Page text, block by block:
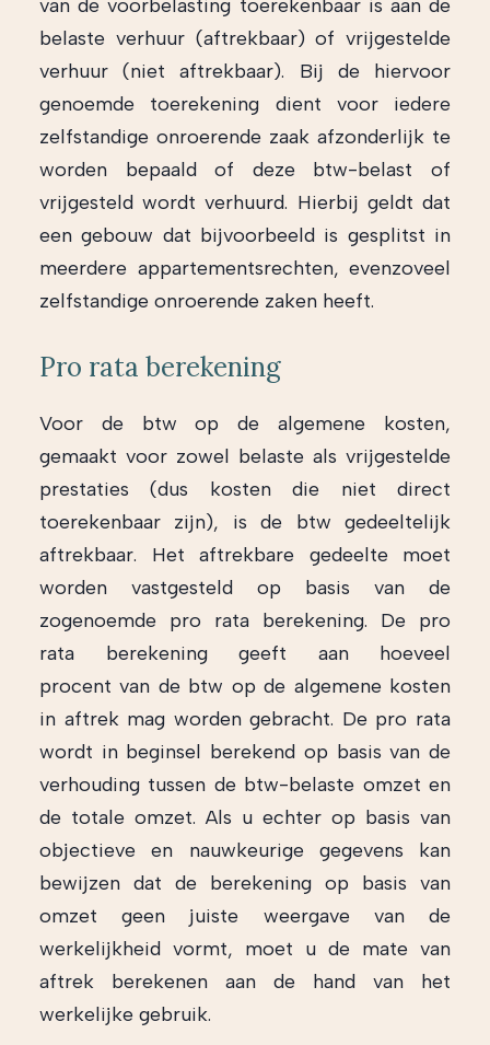
van de voorbelasting toerekenbaar is aan de
belaste verhuur (aftrekbaar) of vrijgestelde
verhuur (niet aftrekbaar). Bij de hiervoor
genoemde toerekening dient voor iedere
zelfstandige onroerende zaak afzonderlijk te
worden bepaald of deze btw-belast of
vrijgesteld wordt verhuurd. Hierbij geldt dat
een gebouw dat bijvoorbeeld is gesplitst in
meerdere appartementsrechten, evenzoveel
zelfstandige onroerende zaken heeft.
Pro rata berekening
Voor de btw op de algemene kosten,
gemaakt voor zowel belaste als vrijgestelde
prestaties (dus kosten die niet direct
toerekenbaar zijn), is de btw gedeeltelijk
aftrekbaar. Het aftrekbare gedeelte moet
worden vastgesteld op basis van de
zogenoemde pro rata berekening. De pro
rata berekening geeft aan hoeveel
procent van de btw op de algemene kosten
in aftrek mag worden gebracht. De pro rata
wordt in beginsel berekend op basis van de
verhouding tussen de btw-belaste omzet en
de totale omzet. Als u echter op basis van
objectieve en nauwkeurige gegevens kan
bewijzen dat de berekening op basis van
omzet geen juiste weergave van de
werkelijkheid vormt, moet u de mate van
aftrek berekenen aan de hand van het
werkelijke gebruik.